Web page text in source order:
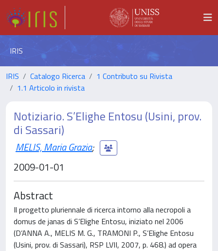
IRIS
IRIS Catalogo Ricerca
1 Contributo su Rivista
1.1 Articolo in rivista
Notiziario. S’Elighe Entosu (Usini, prov.
di Sassari)
MELIS, Maria Grazia;
2009-01-01
Abstract
Il progetto pluriennale di ricerca intorno alla necropoli a
domus de janas di S’Elighe Entosu, iniziato nel 2006
(D’ANNA A., MELIS M. G., TRAMONI P., S’Elighe Entosu
(Usini, prov. di Sassari), RSP LVII, 2007, p. 468.) ad opera